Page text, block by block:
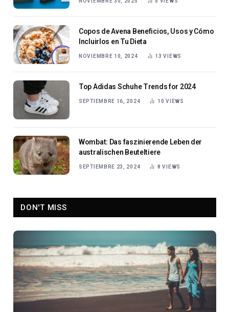
Copos de Avena Beneficios, Usos y Cómo
Incluirlos en Tu Dieta
NOVIEMBRE 10, 2024 13VIEWS
Top Adidas Schuhe Trends for 2024
SEPTIEMBRE 16, 2024 10VIEWS
Wombat: Das faszinierende Leben der
australischen Beuteltiere
SEPTIEMBRE 23, 2024 8VIEWS
DON'T MISS